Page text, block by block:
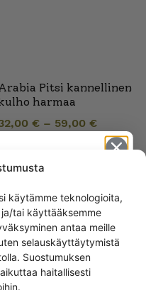
käytämme teknologioita,
tai käyttääksemme
antaa meille
selauskäyttäytymistä
Suostumuksen
haitallisesti
Arabia Pitsi kannellinen
harmaa
€ – 59,00 €
”Pikkuruusu”
kulho,
discount